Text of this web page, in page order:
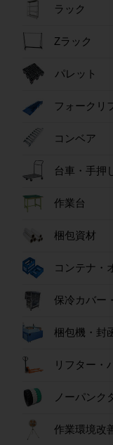
ラック
Zラック
パレット
フォークリ
コンベア
台車・手押
作業台
梱包資材
コンテナ・
保冷カバー
梱包機・封
リフター・
ノーパンク
作業環境改